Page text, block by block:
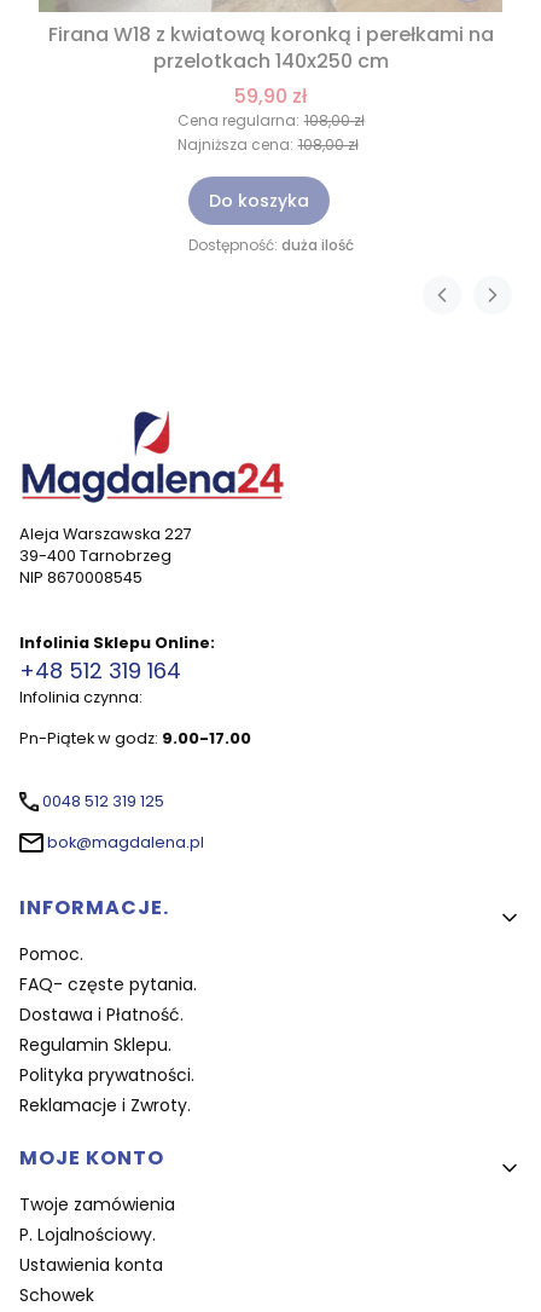
Firana W18 z kwiatową koronką i perełkami na
przelotkach 140x250 cm
59,90 zł
Cena regularna: 108,00 zł
Najniższa cena: 108,00 zł
Do koszyka
Dostępność: duża ilość
Aleja Warszawska 227
39-400 Tarnobrzeg
NIP 8670008545
Infolinia Sklepu Online:
+48 512 319 164
Infolinia czynna:
Pn-Piątek w godz: 9.00-17.00
0048 512 319 125
bok@magdalena.pl
Linki w stopce
INFORMACJE.
Pomoc.
FAQ- częste pytania.
Dostawa i Płatność.
Regulamin Sklepu.
Polityka prywatności.
Reklamacje i Zwroty.
MOJE KONTO
Twoje zamówienia
P. Lojalnościowy.
Ustawienia konta
Schowek